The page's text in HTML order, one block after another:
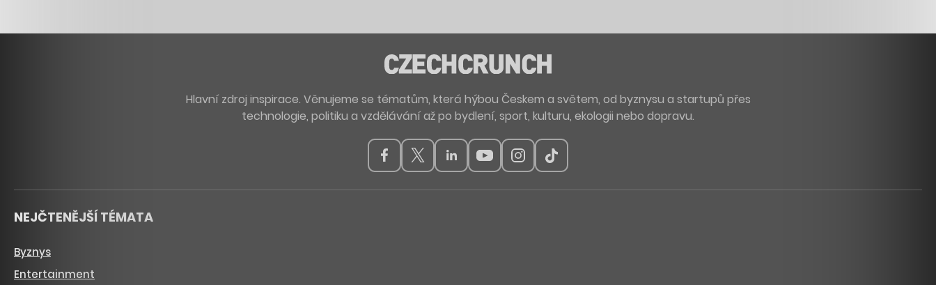
Hlavní zdroj inspirace. Věnujeme se tématům, která hýbou Českem a světem, od byznysu a startupů přes
technologie, politiku a vzdělávání až po bydlení, sport, kulturu, ekologii nebo dopravu.
NEJČTENĚJŠÍ TÉMATA
Byznys
Entertainment